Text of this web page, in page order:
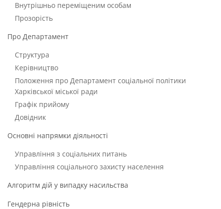
Внутрішньо переміщеним особам
Прозорість
Про Департамент
Структура
Керівництво
Положення про Департамент соціальної політики
Харківської міської ради
Графік прийому
Довідник
Основні напрямки діяльності
Управління з соціальних питань
Управління соціального захисту населення
Алгоритм дій у випадку насильства
Гендерна рівність